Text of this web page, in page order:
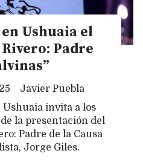
Ushuaia el
Padre
Javier Puebla
invita a los
la presentación del
Padre de la Causa
Jorge Giles.